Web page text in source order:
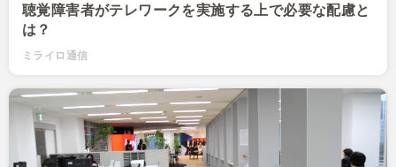
聴覚障害者がテレワークを実施する上で必要な配慮と
は？
ミライロ通信